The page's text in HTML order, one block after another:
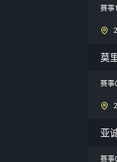
赛事
莫
赛事
亚
赛事